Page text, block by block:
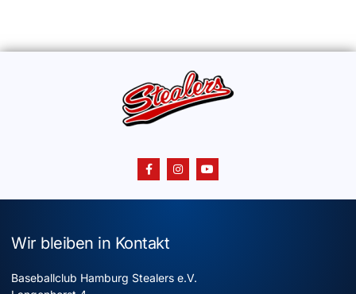
Wir bleiben in Kontakt
Baseballclub Hamburg Stealers e.V.